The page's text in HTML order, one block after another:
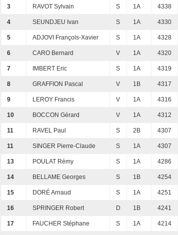
3 RAVOT Sylvain S 1A 4338
4 SEUNDJEU Ivan S 1A 4330
5 ADJOVI François-Xavier S 1A 4328
6 CARO Bernard V 1A 4320
7 IMBERT Eric S 1A 4319
8 GRAFFION Pascal V 1B 4317
9 LEROY Francis V 1A 4316
10 BOCCON Gérard V 1A 4312
11 RAVEL Paul S 2B 4307
11 SINGER Pierre-Claude S 1A 4307
13 POULAT Rémy S 1A 4286
14 BELLAME Georges S 1B 4254
15 DORÉ Arnaud S 1A 4251
16 SPRINGER Robert D 1B 4241
17 FAUCHER Stéphane S 1A 4214